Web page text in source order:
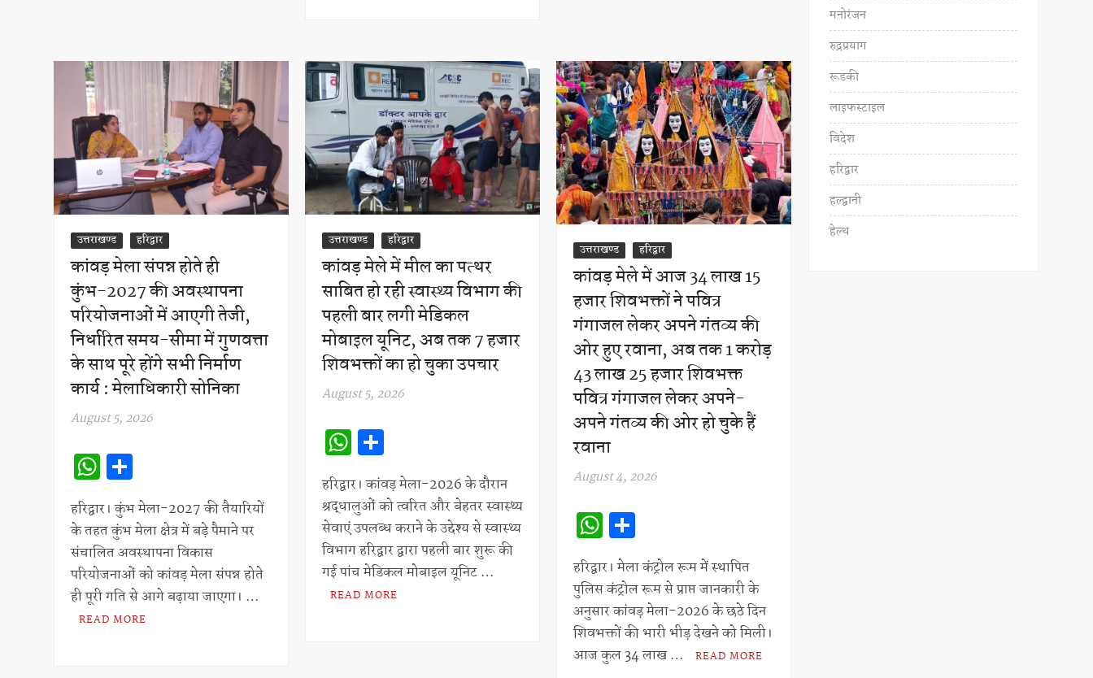
उत्तराखण्ड हरिद्वार
कांवड़ मेला संपन्न होते ही
कुंभ-2027 की अवस्थापना
परियोजनाओं में आएगी तेजी,
निर्धारित समय-सीमा में गुणवत्ता
के साथ पूरे होंगे सभी निर्माण
कार्य : मेलाधिकारी सोनिका
August 5, 2026
W
h
at
s
A
p
p
h
ar
e
हरिद्वार। कुंभ मेला-2027 की तैयारियों
के तहत कुंभ मेला क्षेत्र में बड़े पैमाने पर
संचालित अवस्थापना विकास
परियोजनाओं को कांवड़ मेला संपन्न होते
ही पूरी गति से आगे बढ़ाया जाएगा। …
READ MORE
उत्तराखण्ड हरिद्वार
कांवड़ मेले में मील का पत्थर
साबित हो रही स्वास्थ्य विभाग की
पहली बार लगी मेडिकल
मोबाइल यूनिट, अब तक 7 हजार
शिवभक्तों का हो चुका उपचार
August 5, 2026
W
h
at
s
A
p
p
h
ar
e
हरिद्वार। कांवड़ मेला-2026 के दौरान
श्रद्धालुओं को त्वरित और बेहतर स्वास्थ्य
सेवाएं उपलब्ध कराने के उद्देश्य से स्वास्थ्य
विभाग हरिद्वार द्वारा पहली बार शुरू की
गई पांच मेडिकल मोबाइल यूनिट …
READ MORE
उत्तराखण्ड हरिद्वार
कांवड़ मेले में आज 34 लाख 15
हजार शिवभक्तों ने पवित्र
गंगाजल लेकर अपने गंतव्य की
ओर हुए रवाना, अब तक 1 करोड़
43 लाख 25 हजार शिवभक्त
पवित्र गंगाजल लेकर अपने-
अपने गंतव्य की ओर हो चुके हैं
रवाना
August 4, 2026
W
h
at
s
A
p
h
ar
e
हरिद्वार। मेला कंट्रोल रूम में स्थापित
पुलिस कंट्रोल रूम से प्राप्त जानकारी के
अनुसार कांवड़ मेला-2026 के छठे दिन
शिवभक्तों की भारी भीड़ देखने को मिली।
आज कुल 34 लाख …
READ MORE
मनोरंजन
रुद्रप्रयाग
रूडकी
लाइफस्टाइल
विदेश
हरिद्वार
हल्द्वानी
हेल्थ